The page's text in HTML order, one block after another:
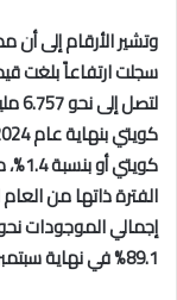
وتشير الأرقام إلى
الفترة ذاتها من
89.1% في نهاية سبتمبر 2024.